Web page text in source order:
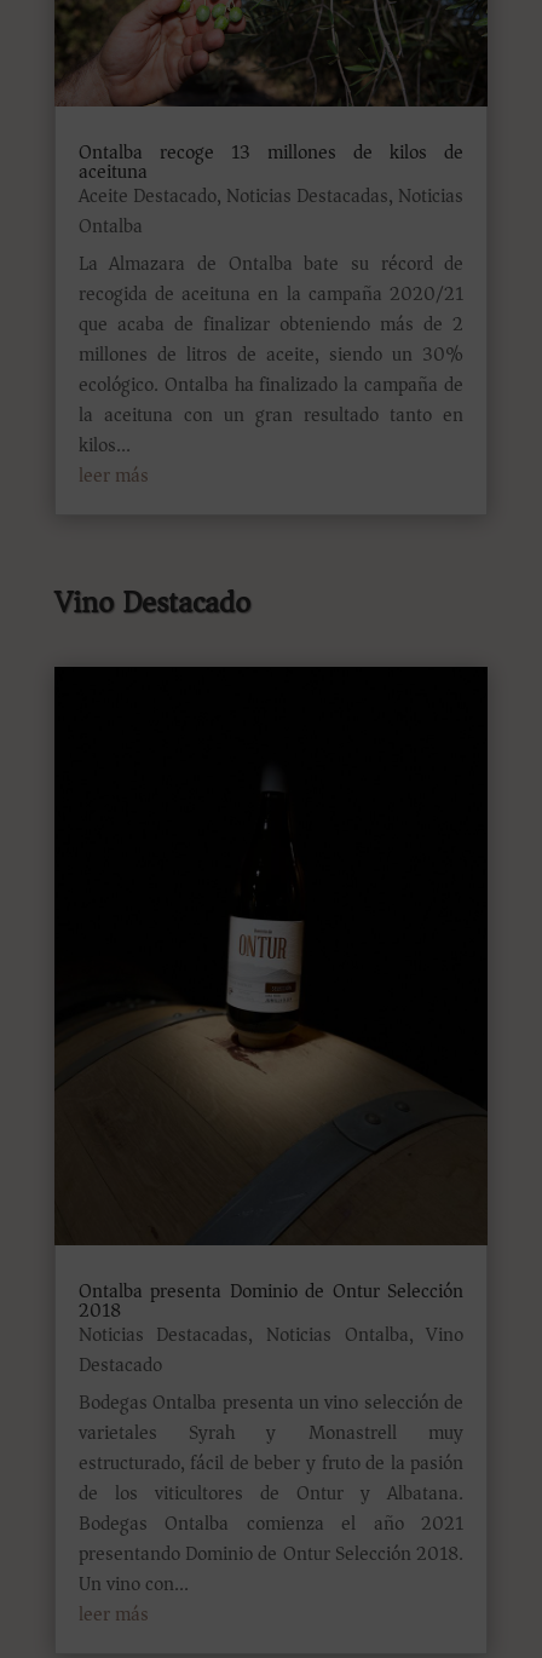
Ontalba recoge 13 millones de kilos de
aceituna
Aceite Destacado, Noticias Destacadas, Noticias
Ontalba
La Almazara de Ontalba bate su récord de
recogida de aceituna en la campaña 2020/21
que acaba de finalizar obteniendo más de 2
millones de litros de aceite, siendo un 30%
ecológico. Ontalba ha finalizado la campaña de
la aceituna con un gran resultado tanto en
kilos...
leer más
Vino Destacado
Ontalba presenta Dominio de Ontur Selección
2018
Noticias Destacadas, Noticias Ontalba,Vino
Destacado
Bodegas Ontalba presenta un vino selección de
varietales Syrah y Monastrell muy
estructurado, fácil de beber y fruto de la pasión
de los viticultores de Ontur y Albatana.
Bodegas Ontalba comienza el año 2021
presentando Dominio de Ontur Selección 2018.
Un vino con...
leer más